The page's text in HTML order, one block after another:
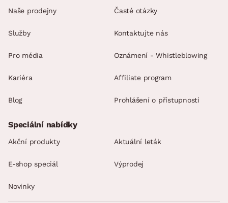
Naše prodejny
Služby
Pro média
Kariéra
Blog
Časté otázky
Kontaktujte nás
Oznámení - Whistleblowing
Affiliate program
Prohlášení o přístupnosti
Speciální nabídky
Akční produkty Aktuální leták
E-shop speciál Výprodej
Novinky